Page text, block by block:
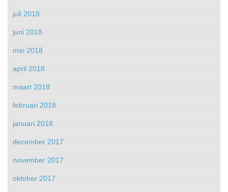
juli 2018
juni 2018
mei 2018
april 2018
maart 2018
februari 2018
januari 2018
december 2017
november 2017
oktober 2017